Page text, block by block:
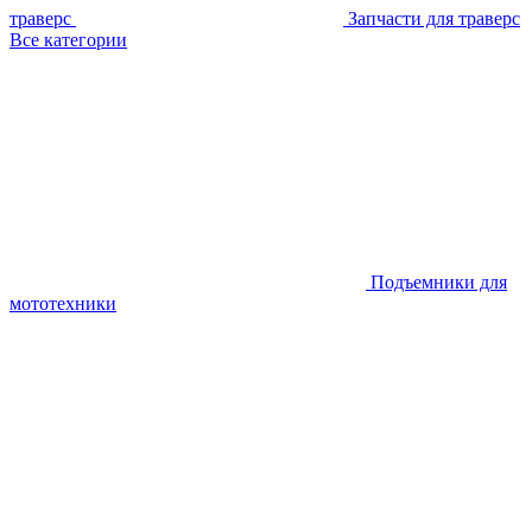
траверс
Запчасти для траверс
Все категории
Подъемники для
мототехники